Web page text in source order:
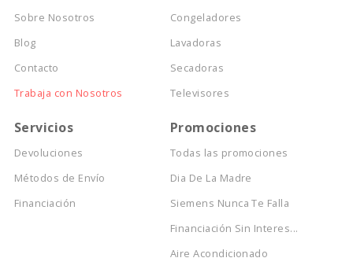
Sobre Nosotros
Blog
Contacto
Trabaja con Nosotros
Congeladores
Lavadoras
Secadoras
Televisores
Servicios
Devoluciones
Métodos de Envío
Financiación
Promociones
Todas las promociones
Dia De La Madre
Siemens Nunca Te Falla
Financiación Sin Interes...
Aire Acondicionado